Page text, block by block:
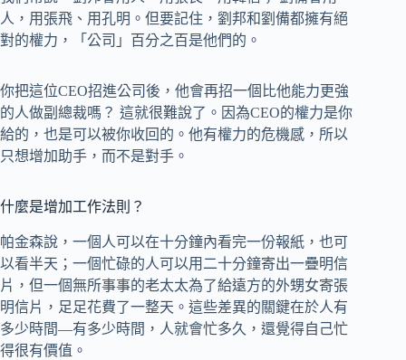
人，用張飛、用孔明。但要記住，劉邦和劉備都擁有絕
對的權力，「公司」百分之百是他們的。
你把這位CEO招進公司後，他會再招一個比他能力更強
的人做副總裁嗎？ 這就很難說了。因為CEO的權力是你
給的，也是可以被你收回的。他有權力的危機感，所以
只想增加助手，而不是對手。
什麼是增加工作法則？
帕金森說，一個人可以在十分鐘內看完一份報紙，也可
以看半天；一個忙碌的人可以用二十分鐘寄出一疊明信
片，但一個無所事事的老太太為了給遠方的外甥女寄張
明信片，足足花費了一整天。這些差異的關鍵在於人有
多少時間—有多少時間，人就會忙多久，還覺得自己忙
得很有價值。